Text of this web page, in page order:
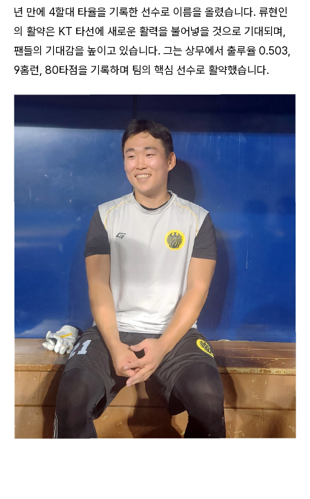
년 만에 4할대 타율을 기록한 선수로 이름을 올렸습니다. 류현인
의 활약은 KT 타선에 새로운 활력을 불어넣을 것으로 기대되며,
팬들의 기대감을 높이고 있습니다. 그는 상무에서 출루율 0.503,
9홈런, 80타점을 기록하며 팀의 핵심 선수로 활약했습니다.